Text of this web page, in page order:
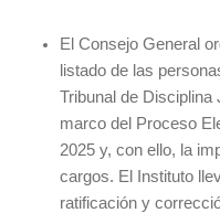
El Consejo General
listado de las
Tribunal de Disciplina
marco del Proceso
2025 y, con ello, la
cargos. El Instituto
ratificación y